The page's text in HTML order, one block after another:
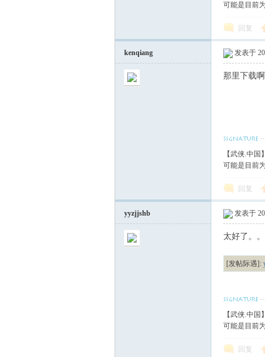
可能是目前
回复
kenqiang 发表于
那里下载
【武侠.中
可能是目前
回复
yyzjjshb 发表于
太好了。
[发帖际遇]:
【武侠.中
可能是目前
回复